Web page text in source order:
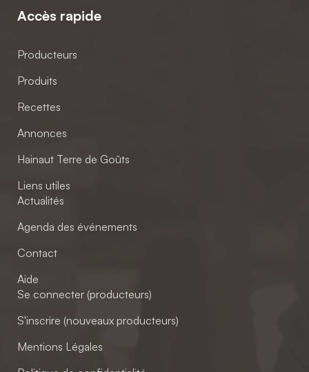
Accès rapide
Producteurs
Produits
Recettes
Annonces
Hainaut Terre de Goûts
Liens utiles
Actualités
Agenda des événements
Contact
Aide
Se connecter (producteurs)
S'inscrire (nouveaux producteurs)
Mentions Légales